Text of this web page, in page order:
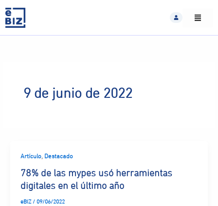
content
9 de junio de 2022
Artículo, Destacado
78% de las mypes usó herramientas
digitales en el último año
eBIZ / 09/06/2022